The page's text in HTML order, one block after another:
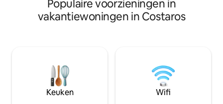
hout is voor u gemaakt! Het privé
Scandinavische jacuzzibad en de
panoramische sauna staan tijdens uw
natuuractiviteiten in het bos en op de
plateaus van de Auvergne! Time to
comfortabele
gezellige
locatie.
Populaire voorzieningen in
vakantiewoningen in Costaros
Keuken Wifi